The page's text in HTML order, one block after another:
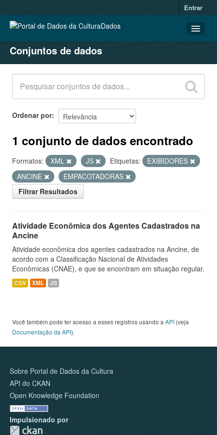
Entrar
CONJUNTOS DE DADOS
ORGANIZAÇÕES
GRUPOS
SOBRE
Conjuntos de dados
Ordenar por
1 conjunto de dados encontrado
Formatos: XML JS Etiquetas:
EXIBIDORES
ANCINE
EMPACOTADORAS
Filtrar Resultados
Atividade Econômica dos Agentes Cadastrados na
Ancine
Atividade econômica dos agentes cadastrados na Ancine, de
acordo com a Classificação Nacional de Atividades
Econômicas (CNAE), e que se encontram em situação regular.
CSV XML JS
Você também pode ter acesso a esses registros usando a API (veja
Documentação da API).
Sobre Portal de Dados da Cultura
API do CKAN
Open Knowledge Foundation
Impulsionado por